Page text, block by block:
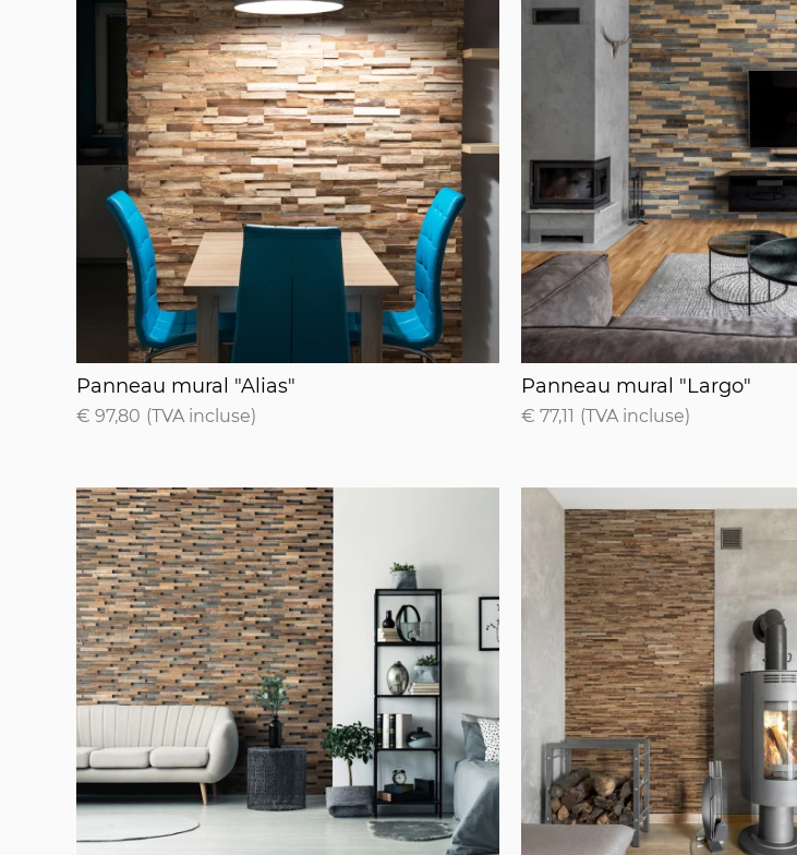
Panneau mural "Alias"
Panneau mural "Alias"
€ 97,80 (TVA incluse)
Panneau mural "Largo"
Panneau mural "Largo"
€ 77,11 (TVA incluse)